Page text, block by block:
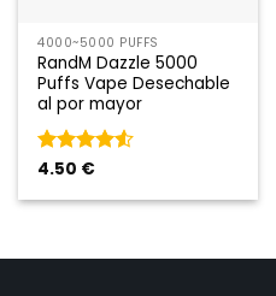
4000~5000 PUFFS
RandM Dazzle 5000
Puffs Vape Desechable
al por mayor
Rated4.5
4.50 €